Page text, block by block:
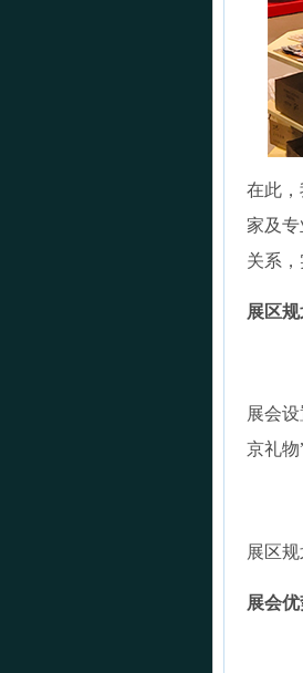
在此
家及
关系，
展区规
展会
京礼物
展区规
展会